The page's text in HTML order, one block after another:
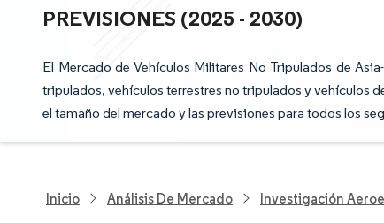
PREVISIONES (2025 - 2030)
El Mercado de Vehículos Militares No Tripulados de
tripulados, vehículos terrestres no tripulados y vehículos
el tamaño del mercado y las previsiones para todos los
Inicio Análisis De Mercado Investigación